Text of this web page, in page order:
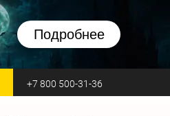
Подробнее
+7 800 500-31-36